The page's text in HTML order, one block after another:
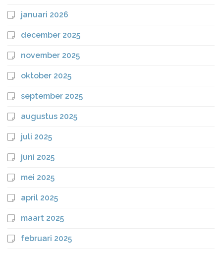
januari 2026
december 2025
november 2025
oktober 2025
september 2025
augustus 2025
juli 2025
juni 2025
mei 2025
april 2025
maart 2025
februari 2025